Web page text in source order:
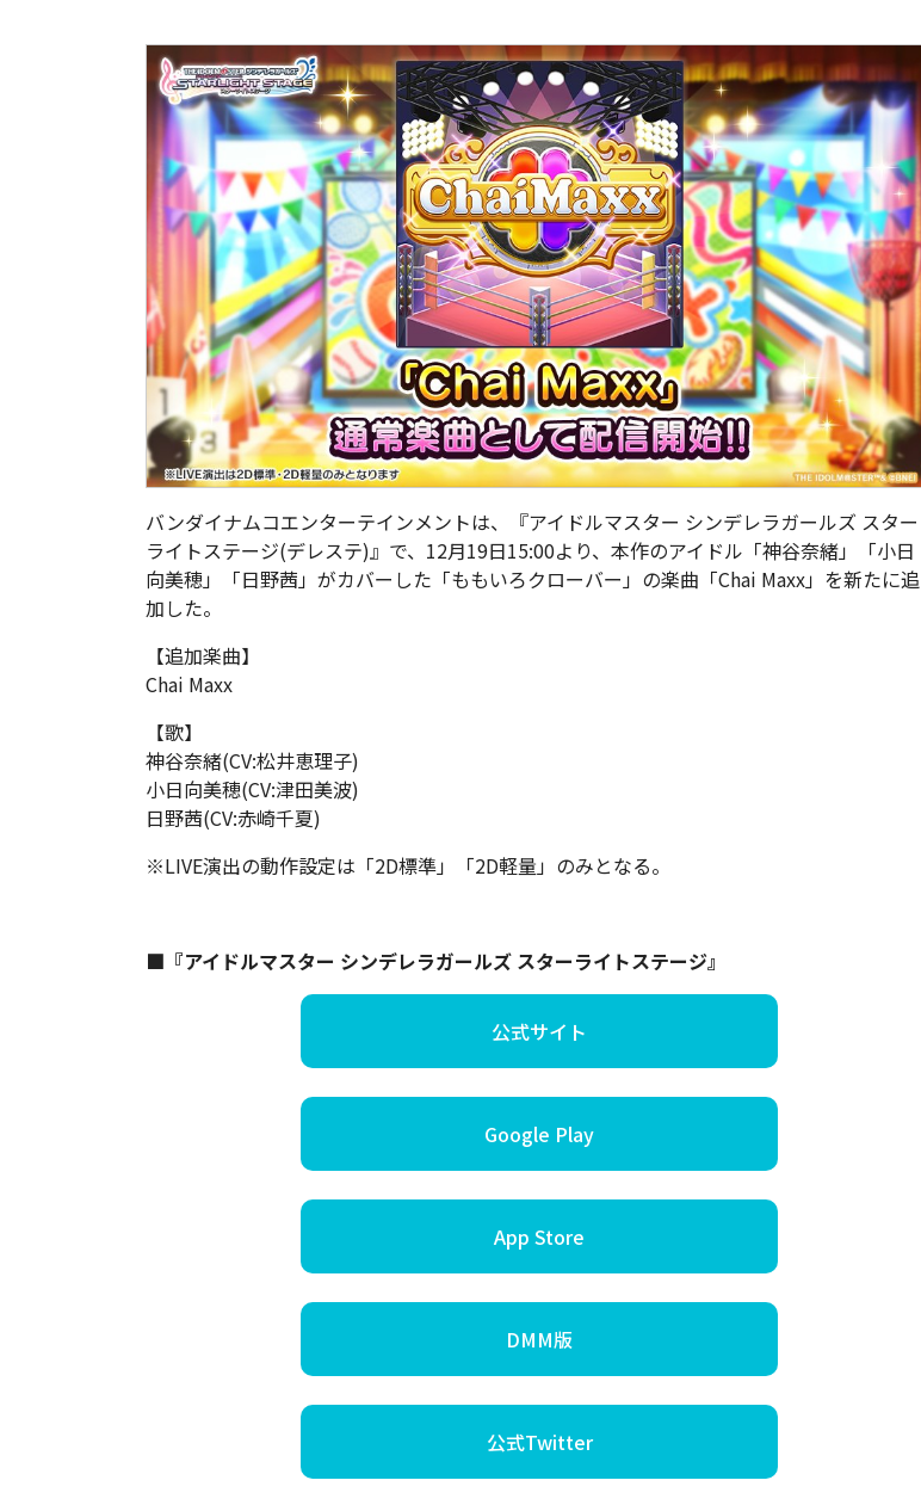
バンダイナムコエンターテインメントは、『アイドルマスター シンデレラガールズ スター
ライトステージ(デレステ)』で、12月19日15:00より、本作のアイドル「神谷奈緒」「小日
向美穂」「日野茜」がカバーした「ももいろクローバー」の楽曲「Chai Maxx」を新たに追
加した。
【追加楽曲】
Chai Maxx
【歌】
神谷奈緒(CV:松井恵理子)
小日向美穂(CV:津田美波)
日野茜(CV:赤崎千夏)
※LIVE演出の動作設定は「2D標準」「2D軽量」のみとなる。
■『アイドルマスター シンデレラガールズ スターライトステージ』
公式サイト
Google Play
App Store
DMM版
公式Twitter